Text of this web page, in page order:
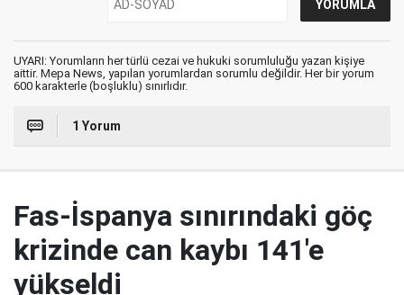
UYARI: Yorumların her türlü cezai ve hukuki sorumluluğu yazan kişiye
aittir. Mepa News, yapılan yorumlardan sorumlu değildir. Her bir yorum
600 karakterle (boşluklu) sınırlıdır.
1 Yorum
Fas-İspanya sınırındaki göç
krizinde can kaybı 141'e
yükseldi